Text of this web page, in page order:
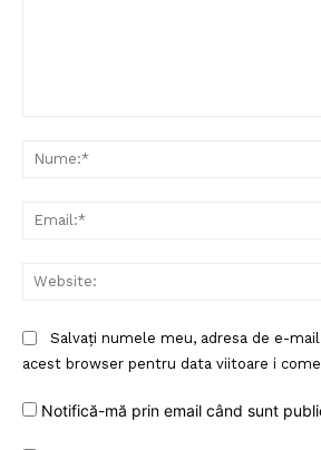
Salvați numele meu, adresa de e-
acest browser pentru data viitoare i
Notifică-mă prin email când sunt